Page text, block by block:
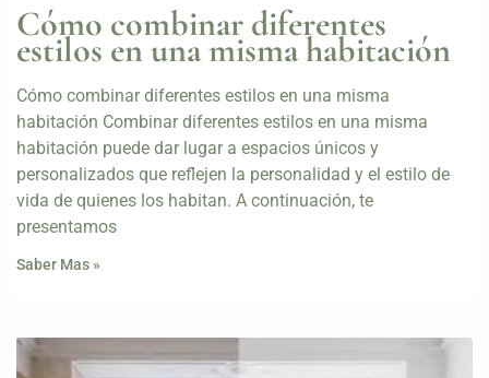
Cómo combinar diferentes
estilos en una misma habitación
Cómo combinar diferentes estilos en una misma
habitación Combinar diferentes estilos en una misma
habitación puede dar lugar a espacios únicos y
personalizados que reflejen la personalidad y el estilo de
vida de quienes los habitan. A continuación, te
presentamos
Saber Mas »